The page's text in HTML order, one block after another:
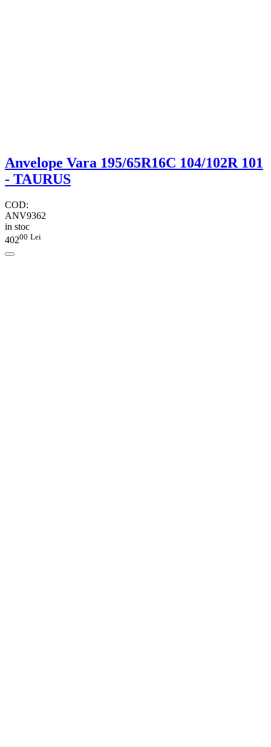
Anvelope Vara 195/65R16C 104/102R 101
- TAURUS
COD:
ANV9362
in stoc
40200 Lei